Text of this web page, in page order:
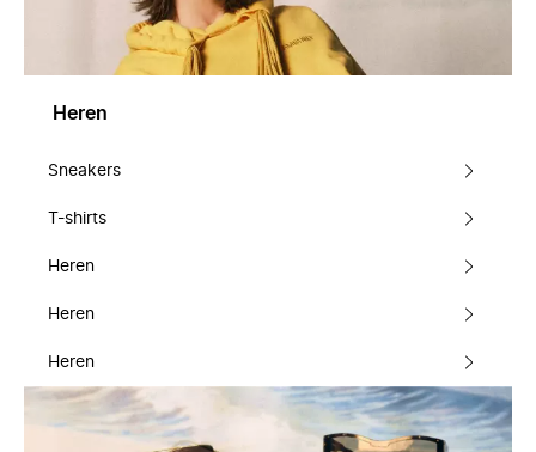
Heren
Sneakers
T-shirts
Heren
Heren
Heren